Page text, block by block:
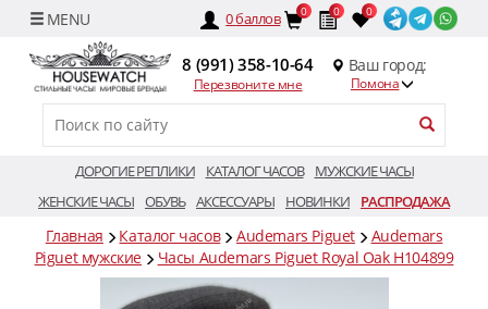
0баллов 0 0 0
8 (991) 358-10-64
Перезвоните мне
Ваш город:
Помона
ДОРОГИЕ РЕПЛИКИ КАТАЛОГ ЧАСОВ
МУЖСКИЕ ЧАСЫ
ЖЕНСКИЕ ЧАСЫ ОБУВЬ АКСЕССУАРЫ НОВИНКИ РАСПРОДАЖА
Главная Каталог часов Audemars Piguet
Audemars
Piguet мужские
Часы Audemars Piguet Royal Oak H104899